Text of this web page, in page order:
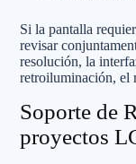
Si la pantalla
revisar
resolución, la
retroiluminación, el
Soporte de
proyectos